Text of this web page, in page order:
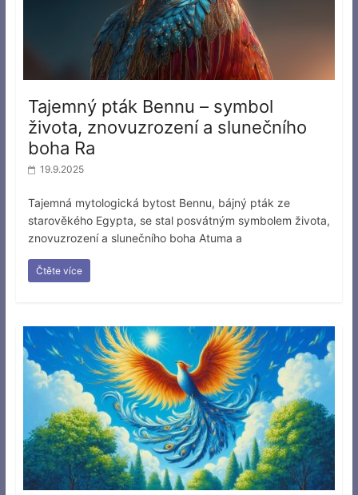
Tajemný pták Bennu – symbol
života, znovuzrození a slunečního
boha Ra
19.9.2025
Tajemná mytologická bytost Bennu, bájný pták ze
starověkého Egypta, se stal posvátným symbolem života,
znovuzrození a slunečního boha Atuma a
Čtěte více